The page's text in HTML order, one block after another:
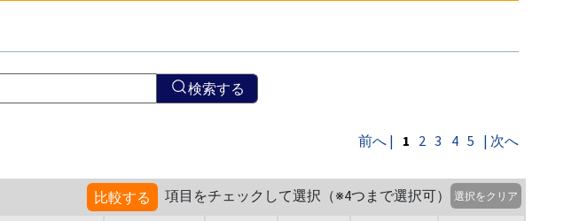
検索する
前へ | 1 2 3 4 5 | 次へ
比較する 項目をチェックして選択（※4つまで選択可） 選択をクリア